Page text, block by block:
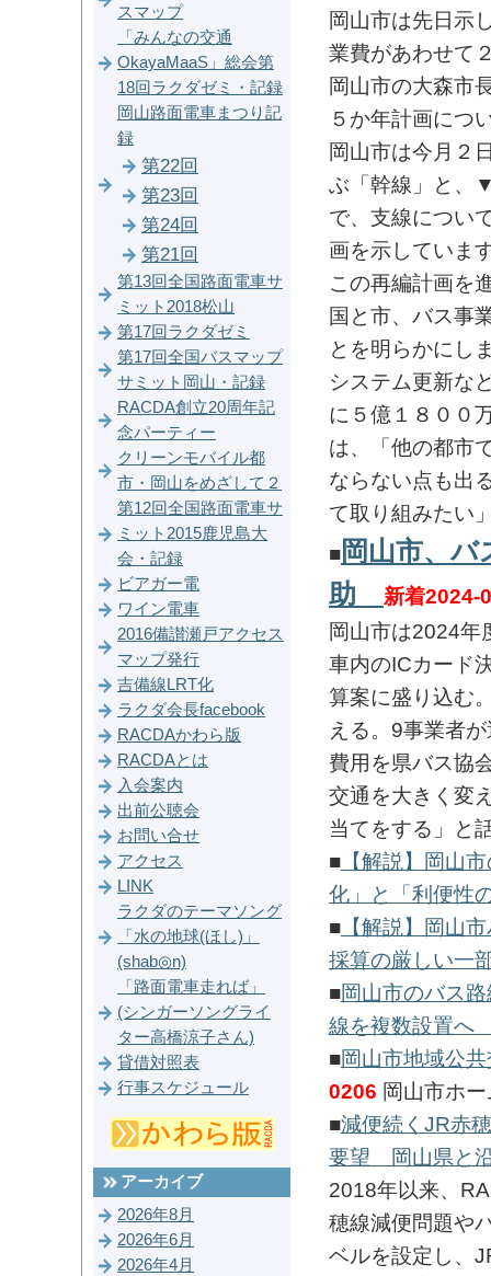
岡山市は先日示
業費があわせて
岡山市の大森市
５か年計画につ
岡山市は今月２
ぶ「幹線」と、
で、支線につい
画を示していま
この再編計画を
国と市、バス事
とを明らかにし
システム更新な
に５億１８００
は、「他の都市
ならない点も出
て取り組みたい
■岡山市、
助
新着2024-
岡山市は2024年
車内のICカード
算案に盛り込む
える。9事業者
費用を県バス協
交通を大きく変
当てをする」と
■ 【解説】岡山
化」と「利便性
■ 【解説】岡山
採算の厳しい一
■岡山市のバス
線を複数設置
■岡山市地域公
0206 岡山市ホ
■減便続くJR赤
要望 岡山県と
2018年以来、
穂線減便問題や
ベルを設定し、
スマップ
「みんなの交通
OkayaMaaS」総会第
18回ラクダゼミ・記録
岡山路面電車まつり記
録
第22回
第23回
第24回
第21回
第13回全国路面電車サ
ミット2018松山
第17回ラクダゼミ
第17回全国バスマップ
サミット岡山・記録
RACDA創立20周年記
念パーティー
クリーンモバイル都
市・岡山をめざして２
第12回全国路面電車サ
ミット2015鹿児島大
会・記録
ビアガー電
ワイン電車
2016備讃瀬戸アクセス
マップ発行
吉備線LRT化
ラクダ会長facebook
RACDAかわら版
RACDAとは
入会案内
出前公聴会
お問い合せ
アクセス
LINK
ラクダのテーマソング
「水の地球(ほし)」
(shab◎n)
「路面電車走れば」
(シンガーソングライ
ター高橋涼子さん)
貸借対照表
行事スケジュール
アーカイブ
2026年8月
2026年6月
2026年4月